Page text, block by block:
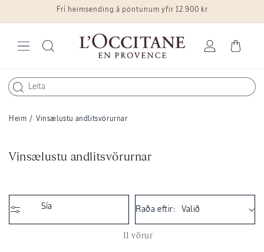
Frí heimsending á pöntunum yfir 12.900 kr
inn
Karfa
Heim / Vinsælustu andlitsvörurnar
V
Vinsælustu andlitsvörurnar
Sía Raða eftir:
11 vörur